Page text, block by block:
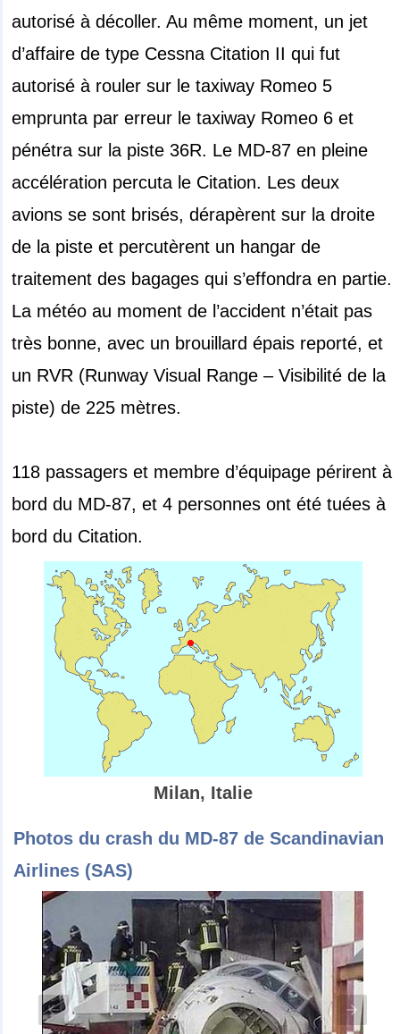
autorisé à décoller. Au même moment, un jet
d’affaire de type Cessna Citation II qui fut
autorisé à rouler sur le taxiway Romeo 5
emprunta par erreur le taxiway Romeo 6 et
pénétra sur la piste 36R. Le MD-87 en pleine
accélération percuta le Citation. Les deux
avions se sont brisés, dérapèrent sur la droite
de la piste et percutèrent un hangar de
traitement des bagages qui s’effondra en partie.
La météo au moment de l’accident n’était pas
très bonne, avec un brouillard épais reporté, et
un RVR (Runway Visual Range – Visibilité de la
piste) de 225 mètres.
118 passagers et membre d’équipage périrent à
bord du MD-87, et 4 personnes ont été tuées à
bord du Citation.
Milan, Italie
Photos du crash du MD-87 de Scandinavian
Airlines (SAS)